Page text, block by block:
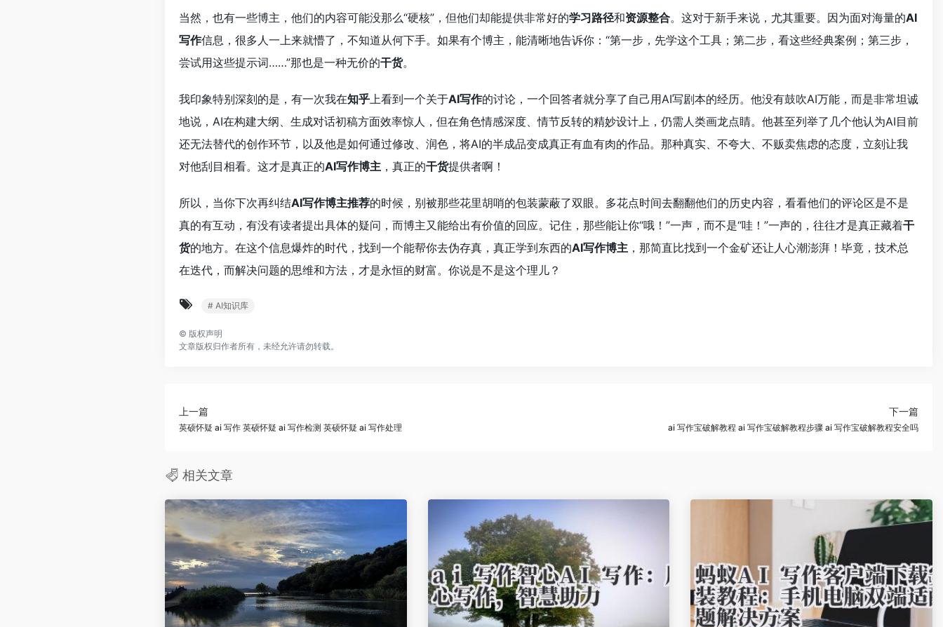
当然，也有一些博主，他们的内容可能没那么“硬核”，但他们却能提供非常好的学习路径和资源整合。这对于新手来说，尤其重要。因为面对海量的AI
写作信息，很多人一上来就懵了，不知道从何下手。如果有个博主，能清晰地告诉你：“第一步，先学这个工具；第二步，看这些经典案例；第三步，
尝试用这些提示词……”那也是一种无价的干货。
我印象特别深刻的是，有一次我在知乎上看到一个关于AI写作的讨论，一个回答者就分享了自己用AI写剧本的经历。他没有鼓吹AI万能，而是非常坦诚
地说，AI在构建大纲、生成对话初稿方面效率惊人，但在角色情感深度、情节反转的精妙设计上，仍需人类画龙点睛。他甚至列举了几个他认为AI目前
还无法替代的创作环节，以及他是如何通过修改、润色，将AI的半成品变成真正有血有肉的作品。那种真实、不夸大、不贩卖焦虑的态度，立刻让我
对他刮目相看。这才是真正的AI写作博主 ，真正的干货提供者啊！
所以，当你下次再纠结AI写作博主推荐的时候，别被那些花里胡哨的包装蒙蔽了双眼。多花点时间去翻翻他们的历史内容，看看他们的评论区是不是
真的有互动，有没有读者提出具体的疑问，而博主又能给出有价值的回应。记住，那些能让你“哦！”一声，而不是“哇！”一声的，往往才是真正藏着干
货的地方。在这个信息爆炸的时代，找到一个能帮你去伪存真，真正学到东西的AI写作博主 ，那简直比找到一个金矿还让人心潮澎湃！毕竟，技术总
在迭代，而解决问题的思维和方法，才是永恒的财富。你说是不是这个理儿？
# AI知识库
© 版权声明
文章版权归作者所有，未经允许请勿转载。
上一篇
英硕怀疑 ai 写作 英硕怀疑 ai 写作检测 英硕怀疑 ai 写作处理
下一篇
ai 写作宝破解教程 ai 写作宝破解教程步骤 ai 写作宝破解教程安全吗
相关文章